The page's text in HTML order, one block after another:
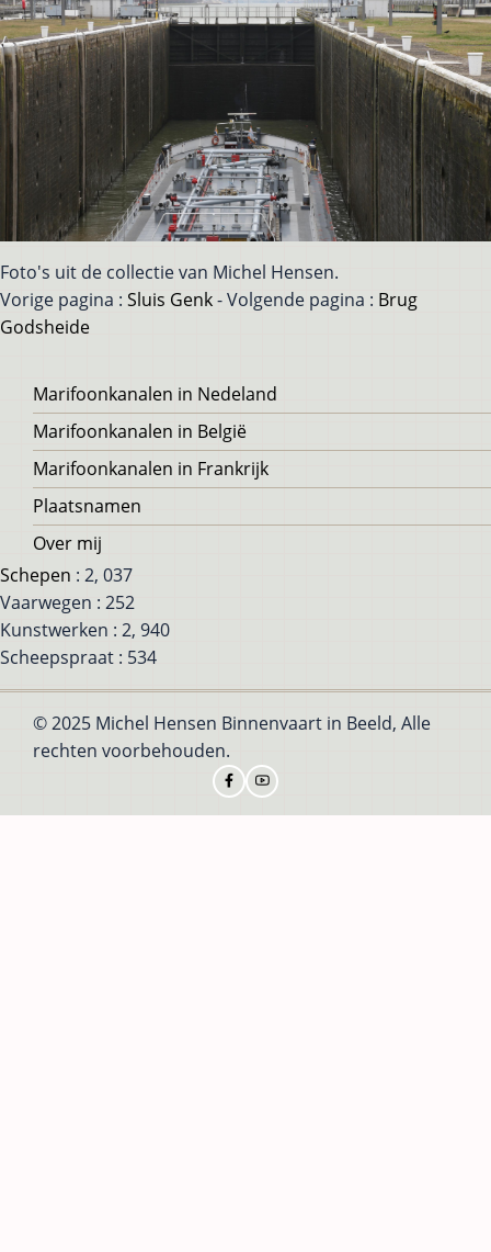
Foto's uit de collectie van Michel Hensen.
Vorige pagina : Sluis Genk- Volgende pagina : Brug
Godsheide
Voet
Marifoonkanalen in Nedeland
Marifoonkanalen in België
Marifoonkanalen in Frankrijk
Plaatsnamen
Over mij
Schepen : 2, 037
Vaarwegen : 252
Kunstwerken : 2, 940
Scheepspraat : 534
© 2025 Michel Hensen Binnenvaart in Beeld, Alle
rechten voorbehouden.